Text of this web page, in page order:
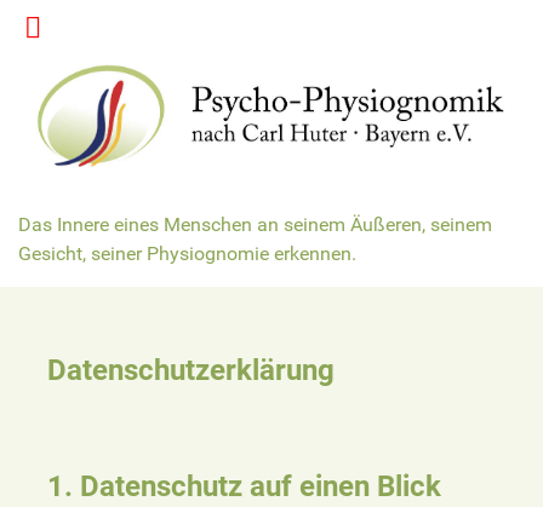
Das Innere eines Menschen an seinem Äußeren, seinem
Gesicht, seiner Physiognomie erkennen.
Datenschutzerklärung
1. Datenschutz auf einen Blick